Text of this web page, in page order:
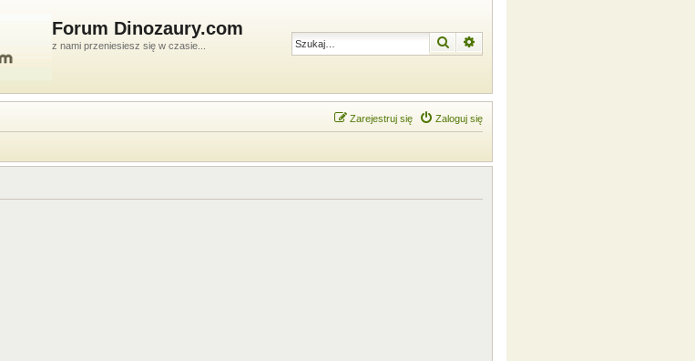
Forum Dinozaury.com
z nami przeniesiesz się w czasie... Szukaj
Zaloguj się
Zarejestruj się